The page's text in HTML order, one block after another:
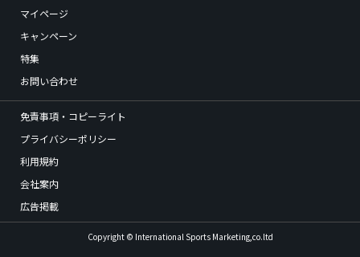
マイページ
キャンペーン
特集
お問い合わせ
免責事項・コピーライト
プライバシーポリシー
利用規約
会社案内
広告掲載
Copyright © International Sports Marketing,co.ltd